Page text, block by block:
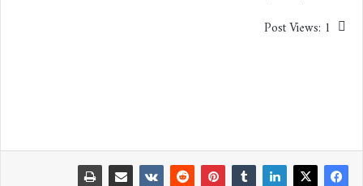
Post Views: 1